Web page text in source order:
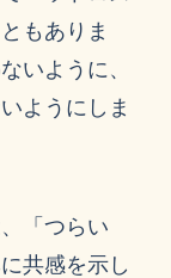
もありま
いように、
ようにしま
「つらい
共感を示し